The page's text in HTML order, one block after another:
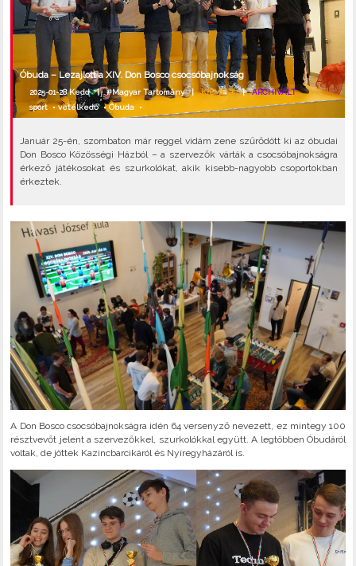
Óbuda – Lezajlott a XIV. Don Bosco csocsóbajnokság
2025-01-28 Kedd |#Magyar Tartomány|KIEMELT|ARCHIVÁLT
sport•vetélkedő•Óbuda •
Január 25-én, szombaton már reggel vidám zene szűrődött ki az óbudai
Don Bosco Közösségi Házból – a szervezők várták a csocsóbajnokságra
érkező játékosokat és szurkolókat, akik kisebb-nagyobb csoportokban
érkeztek.
A Don Bosco csocsóbajnokságra idén 64 versenyző nevezett, ez mintegy 100
résztvevőt jelent a szervezőkkel, szurkolókkal együtt. A legtöbben Óbudáról
voltak, de jöttek Kazincbarcikáról és Nyíregyházáról is.